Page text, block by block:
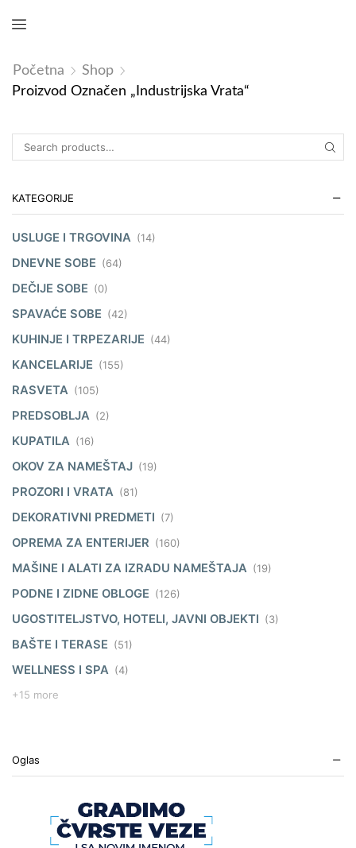
Početna
Shop
Proizvod Označen „industrijska Vrata“
KATEGORIJE
USLUGE I TRGOVINA (14)
DNEVNE SOBE (64)
DEČIJE SOBE (0)
SPAVAĆE SOBE (42)
KUHINJE I TRPEZARIJE (44)
KANCELARIJE (155)
RASVETA (105)
PREDSOBLJA (2)
KUPATILA (16)
OKOV ZA NAMEŠTAJ (19)
PROZORI I VRATA (81)
DEKORATIVNI PREDMETI (7)
OPREMA ZA ENTERIJER (160)
MAŠINE I ALATI ZA IZRADU NAMEŠTAJA (19)
PODNE I ZIDNE OBLOGE (126)
UGOSTITELJSTVO, HOTELI, JAVNI OBJEKTI (3)
BAŠTE I TERASE (51)
WELLNESS I SPA (4)
+15 more
Oglas